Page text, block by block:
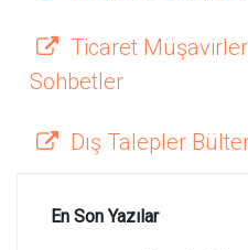
Ticaret
Sohbetler
Dış Talepler
En Son Yazılar